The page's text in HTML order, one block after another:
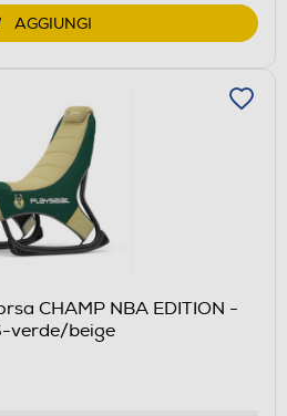
AGGIUNGI
CHAMP NBA EDITION -
verde/beige